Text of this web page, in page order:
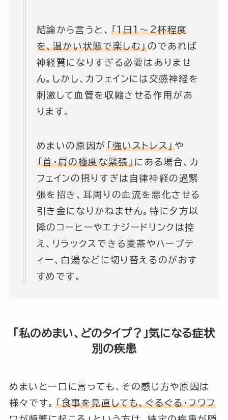
結論から言うと、
「1日1〜2杯程度
を、温かい状態で楽しむ」のであれば
神経質になりすぎる必要はありませ
ん。しかし、カフェインには交感神経を
刺激して血管を収縮させる作用があ
ります。
めまいの原因が 「強いストレス」や
「首・肩の極度な緊張」にある場合、カ
フェインの摂りすぎは自律神経の過緊
張を招き、耳周りの血流を悪化させる
引き金になりかねません。特に夕方以
降のコーヒーやエナジードリンクは控
え、リラックスできる麦茶やハーブテ
ィー、白湯などに切り替えるのがおす
すめです。
「私のめまい、どのタイプ？」気になる症状
別の疾患
めまいと一口に言っても、その感じ方や原因は
様々です。 「食事を見直しても、ぐるぐる・フワフ